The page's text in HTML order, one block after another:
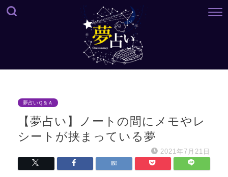
夢占いＱ＆Ａ
【夢占い】ノートの間にメモやレ
シートが挟まっている夢
2021年7月21日